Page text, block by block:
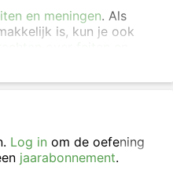
en meningen. Als
is, kun je ook
Log in om de oefening
jaarabonnement.